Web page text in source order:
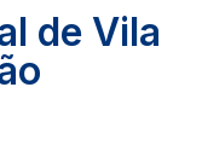
de Vila